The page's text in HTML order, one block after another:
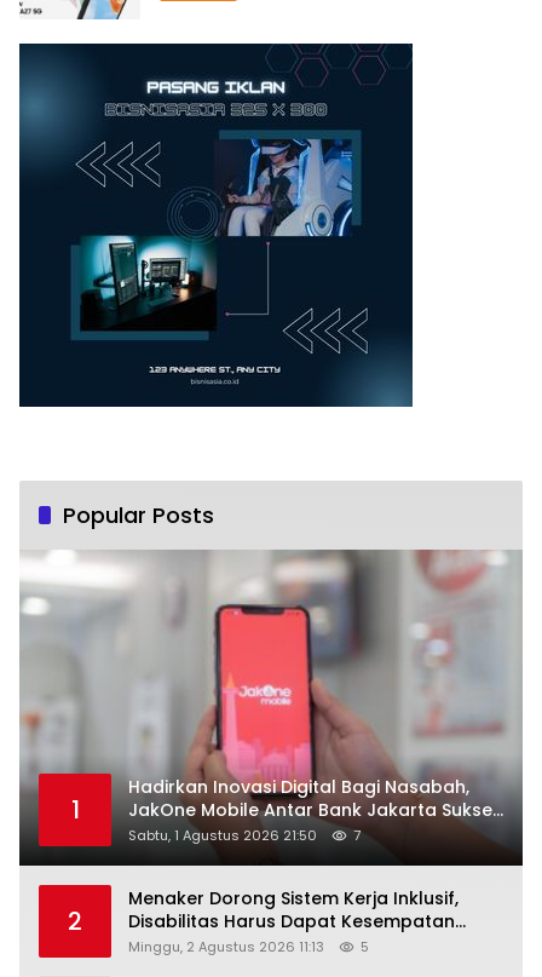
Popular Posts
1
Hadirkan Inovasi Digital Bagi Nasabah,
JakOne Mobile Antar Bank Jakarta Sukses
Raih Digital Excellence Awards 2026
Sabtu, 1 Agustus 2026 21:50 7
2
Menaker Dorong Sistem Kerja Inklusif,
Disabilitas Harus Dapat Kesempatan
Setara
Minggu, 2 Agustus 2026 11:13 5